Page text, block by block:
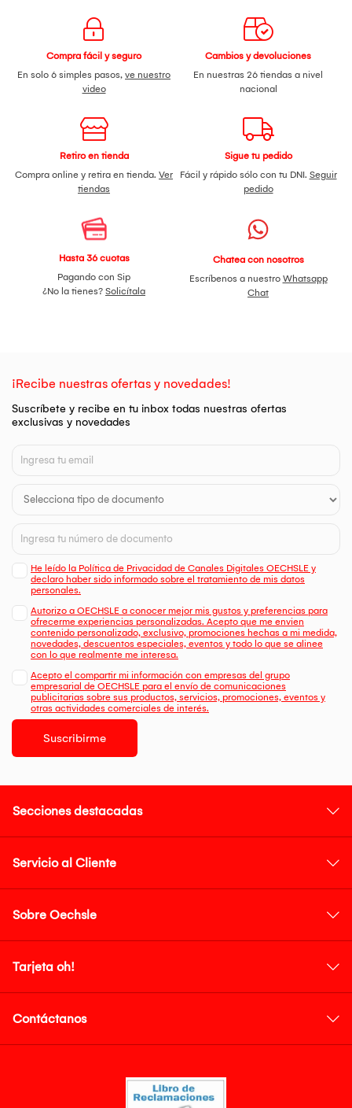
Compra fácil y seguro
En solo 6 simples pasos, ve nuestro
video
Cambios y devoluciones
En nuestras 26 tiendas a nivel
nacional
Retiro en tienda
Compra online y retira en tienda. Ver
tiendas
Sigue tu pedido
Fácil y rápido sólo con tu DNI. Seguir
pedido
Hasta 36 cuotas
Pagando con Sip
¿No la tienes? Solicítala
Chatea con nosotros
Escríbenos a nuestro Whatsapp
Chat
¡Recibe nuestras ofertas y novedades!
Suscríbete y recibe en tu inbox todas nuestras ofertas
exclusivas y novedades
He leído la Política de Privacidad de Canales Digitales OECHSLE y
declaro haber sido informado sobre el tratamiento de mis datos
personales.
Autorizo a OECHSLE a conocer mejor mis gustos y preferencias para
ofrecerme experiencias personalizadas. Acepto que me envien
contenido personalizado, exclusivo, promociones hechas a mi medida,
novedades, descuentos especiales, eventos y todo lo que se alinee
con lo que realmente me interesa.
Acepto el compartir mi información con empresas del grupo
empresarial de OECHSLE para el envío de comunicaciones
publicitarias sobre sus productos, servicios, promociones, eventos y
otras actividades comerciales de interés.
Suscribirme
Secciones destacadas
Servicio al Cliente
Sobre Oechsle
Tarjeta oh!
Contáctanos